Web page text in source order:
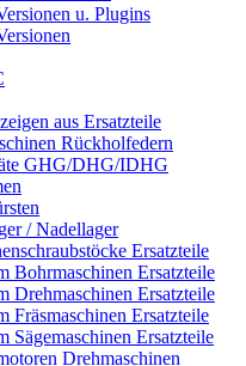
u. Plugins
aus Ersatzteile
Rückholfedern
GHG/DHG/IDHG
/ Nadellager
Ersatzteile
Bohrmaschinen Ersatzteile
Drehmaschinen Ersatzteile
Fräsmaschinen Ersatzteile
Sägemaschinen Ersatzteile
Drehmaschinen